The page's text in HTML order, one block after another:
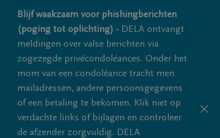
Blijf waakzaam voor phishingberichten
(poging tot oplichting) - DELA ontvangt
meldingen over valse berichten via
zogezegde privécondoléances. Onder het
mom van een condoléance tracht men
mailadressen, andere persoonsgegevens
of een betaling te bekomen. Klik niet op
verdachte links of bijlagen en controleer
de afzender zorgvuldig. DELA